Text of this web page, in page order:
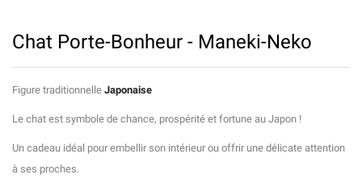
Chat Porte-Bonheur - Maneki-Neko
Figure traditionnelle Japonaise
Le chat est symbole de chance, prospérité et fortune au Japon !
Un cadeau idéal pour embellir son intérieur ou offrir une délicate attention
à ses proches.